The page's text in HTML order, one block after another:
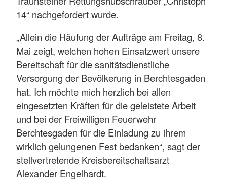
14“ nachgefordert wurde.
„Allein die Häufung der Aufträge am Freitag, 8.
Mai zeigt, welchen hohen Einsatzwert unsere
Bereitschaft für die sanitätsdienstliche
Versorgung der Bevölkerung in Berchtesgaden
hat. Ich möchte mich herzlich bei allen
eingesetzten Kräften für die geleistete Arbeit
und bei der Freiwilligen Feuerwehr
Berchtesgaden für die Einladung zu ihrem
wirklich gelungenen Fest bedanken“, sagt der
stellvertretende Kreisbereitschaftsarzt
Alexander Engelhardt.